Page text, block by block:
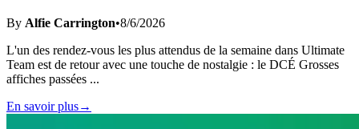
By Alfie Carrington•8/6/2026
L'un des rendez-vous les plus attendus de la semaine dans Ultimate
Team est de retour avec une touche de nostalgie : le DCÉ Grosses
affiches passées ...
En savoir plus→